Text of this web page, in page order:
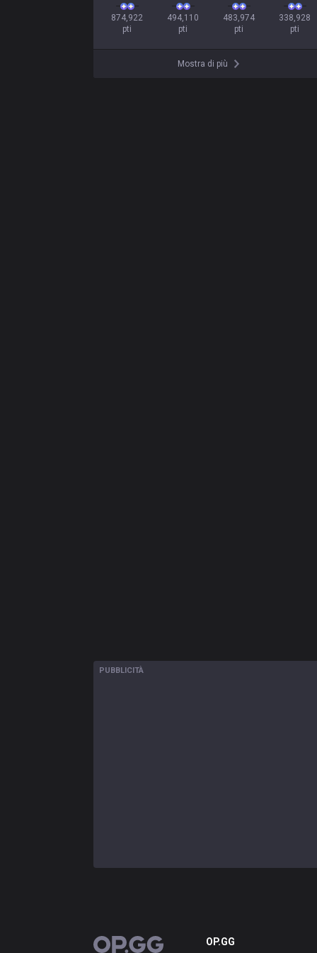
874,922
pti
494,110
pti
483,974
pti
338,928
pti
Mostra di più
PUBBLICITÀ
OP.GG OP.GG